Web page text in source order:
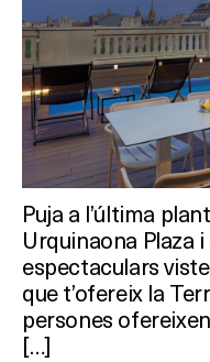
Puja a l’última
Urquinaona Plaza
espectaculars
que t’ofereix la
persones
[…]